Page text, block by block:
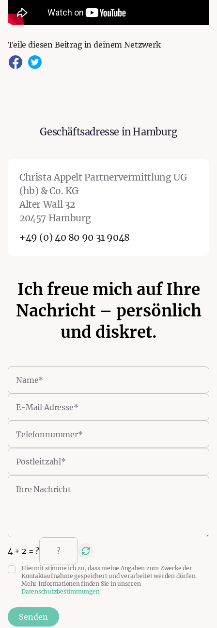
Teile diesen Beitrag in deinem Netzwerk
Geschäftsadresse in Hamburg
Alter Wall
Christa Appelt Partnervermittlung UG
(hb) & Co. KG
Alter Wall 32
20457 Hamburg
+49 (0) 40 80 90 31 9048
Ich freue mich auf Ihre
Nachricht – persönlich
und diskret.
4 + 2 = ?
Hiermit stimme ich zu, dass meine Angaben zum Zwecke der
Kontaktaufnahme gespeichert und verarbeitet werden dürfen.
Mehr Informationen finden Sie in unseren
Datenschutzbestimmungen.
Senden